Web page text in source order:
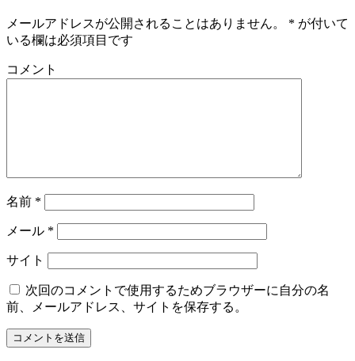
メールアドレスが公開されることはありません。 * が付いて
いる欄は必須項目です
コメント
名前 *
メール *
サイト
次回のコメントで使用するためブラウザーに自分の名
前、メールアドレス、サイトを保存する。